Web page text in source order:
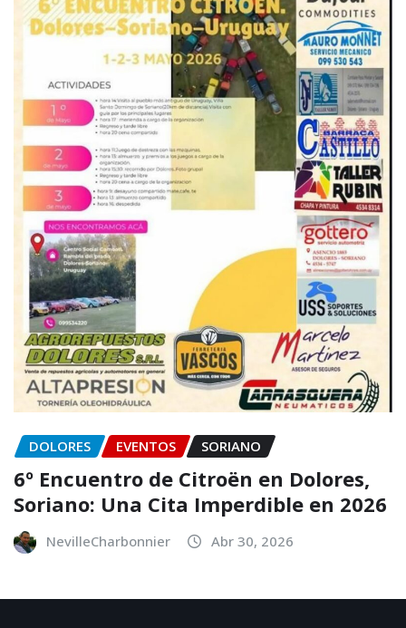
DOLORES EVENTOS SORIANO
6º Encuentro de Citroën en Dolores,
Soriano: Una Cita Imperdible en 2026
NevilleCharbonnier Abr 30, 2026